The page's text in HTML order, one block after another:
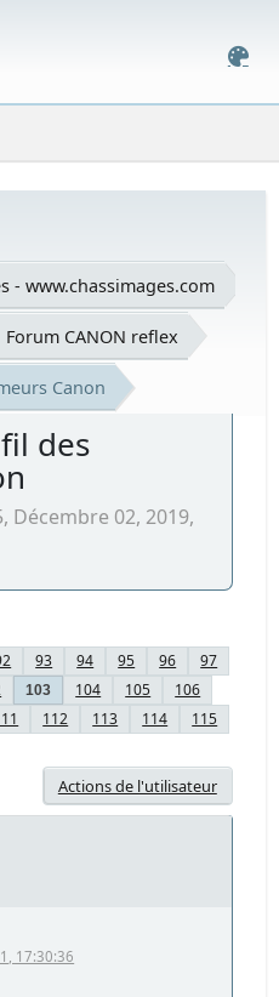
- www.chassimages.com
Forum CANON reflex
Canon
des
02, 2019,
93 94 95 96
97
103 104 105
106
112 113 114
115
Actions de l'utilisateur
17:30:36